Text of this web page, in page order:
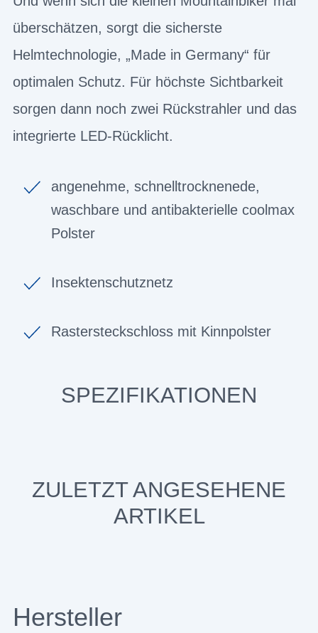
überschätzen, sorgt die sicherste
Helmtechnologie, „Made in Germany“ für
optimalen Schutz. Für höchste Sichtbarkeit
sorgen dann noch zwei Rückstrahler und das
integrierte LED-Rücklicht.
angenehme, schnelltrocknenede,
waschbare und antibakterielle coolmax
Polster
Insektenschutznetz
Rastersteckschloss mit Kinnpolster
SPEZIFIKATIONEN
ZULETZT ANGESEHENE
ARTIKEL
Hersteller